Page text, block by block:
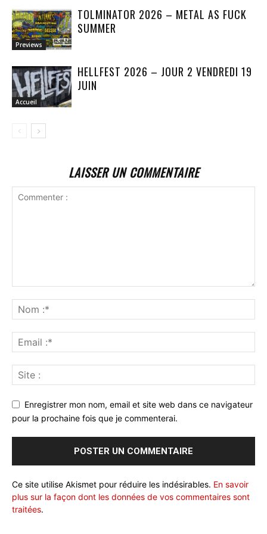
Previews
TOLMINATOR 2026 – METAL AS FUCK
SUMMER
Accueil
HELLFEST 2026 – JOUR 2 VENDREDI 19
JUIN
LAISSER UN COMMENTAIRE
Enregistrer mon nom, email et site web dans ce navigateur
pour la prochaine fois que je commenterai.
Ce site utilise Akismet pour réduire les indésirables. En savoir
plus sur la façon dont les données de vos commentaires sont
traitées.